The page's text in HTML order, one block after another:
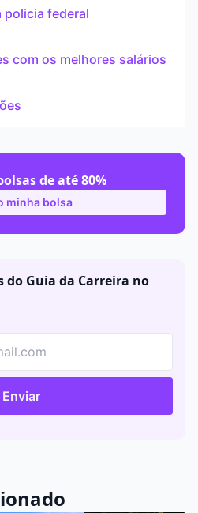
policia federal
com os melhores salários
de até 80%
minha bolsa
Guia da Carreira no
Enviar